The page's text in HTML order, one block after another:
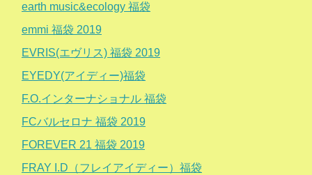
earth music&ecology 福袋
emmi 福袋 2019
EVRIS(エヴリス) 福袋 2019
EYEDY(アイディー)福袋
F.O.インターナショナル 福袋
FCバルセロナ 福袋 2019
FOREVER 21 福袋 2019
FRAY I.D（フレイアイディー）福袋